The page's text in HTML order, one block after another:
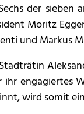
der sieben
Moritz
und Markus
engagiertes
wird somit